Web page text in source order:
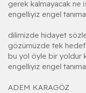
gerek kalmayacak ne
engelliyiz engel
dilimizde hidayet
gözümüzde tek
bu yol öyle bir yoldur
engelliyiz engel
ADEM KARAGÖZ